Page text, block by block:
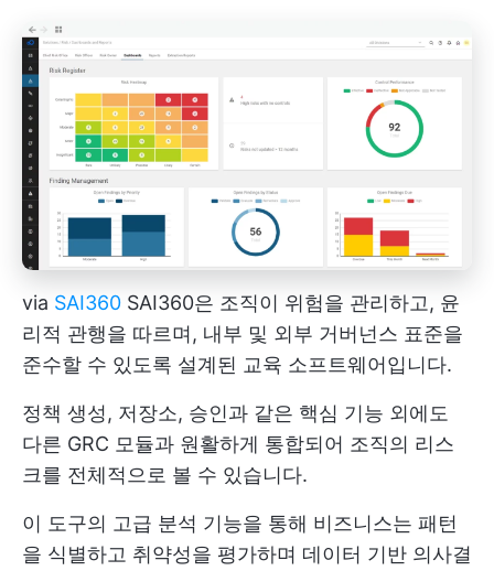
via SAI360 SAI360은 조직이 위험을 관리하고, 윤
리적 관행을 따르며, 내부 및 외부 거버넌스 표준을
준수할 수 있도록 설계된 교육 소프트웨어입니다.
정책 생성, 저장소, 승인과 같은 핵심 기능 외에도
다른 GRC 모듈과 원활하게 통합되어 조직의 리스
크를 전체적으로 볼 수 있습니다.
이 도구의 고급 분석 기능을 통해 비즈니스는 패턴
을 식별하고 취약성을 평가하며 데이터 기반 의사결